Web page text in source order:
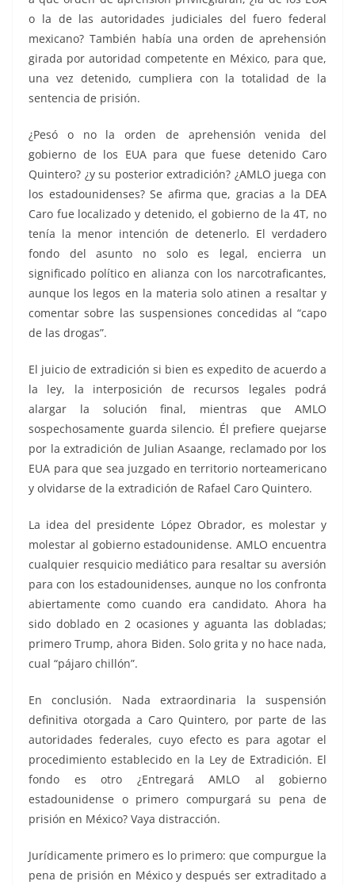
o la de las autoridades judiciales del fuero federal
mexicano? También había una orden de aprehensión
girada por autoridad competente en México, para que,
una vez detenido, cumpliera con la totalidad de la
sentencia de prisión.
¿Pesó o no la orden de aprehensión venida del
gobierno de los EUA para que fuese detenido Caro
Quintero? ¿y su posterior extradición? ¿AMLO juega con
los estadounidenses? Se afirma que, gracias a la DEA
Caro fue localizado y detenido, el gobierno de la 4T, no
tenía la menor intención de detenerlo. El verdadero
fondo del asunto no solo es legal, encierra un
significado político en alianza con los narcotraficantes,
aunque los legos en la materia solo atinen a resaltar y
comentar sobre las suspensiones concedidas al “capo
de las drogas”.
El juicio de extradición si bien es expedito de acuerdo a
la ley, la interposición de recursos legales podrá
alargar la solución final, mientras que AMLO
sospechosamente guarda silencio. Él prefiere quejarse
por la extradición de Julian Asaange, reclamado por los
EUA para que sea juzgado en territorio norteamericano
y olvidarse de la extradición de Rafael Caro Quintero.
La idea del presidente López Obrador, es molestar y
molestar al gobierno estadounidense. AMLO encuentra
cualquier resquicio mediático para resaltar su aversión
para con los estadounidenses, aunque no los confronta
abiertamente como cuando era candidato. Ahora ha
sido doblado en 2 ocasiones y aguanta las dobladas;
primero Trump, ahora Biden. Solo grita y no hace nada,
cual “pájaro chillón”.
En conclusión. Nada extraordinaria la suspensión
definitiva otorgada a Caro Quintero, por parte de las
autoridades federales, cuyo efecto es para agotar el
procedimiento establecido en la Ley de Extradición. El
fondo es otro ¿Entregará AMLO al gobierno
estadounidense o primero compurgará su pena de
prisión en México? Vaya distracción.
Jurídicamente primero es lo primero: que compurgue la
pena de prisión en México y después ser extraditado a